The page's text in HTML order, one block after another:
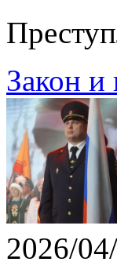
Закон и
2026/